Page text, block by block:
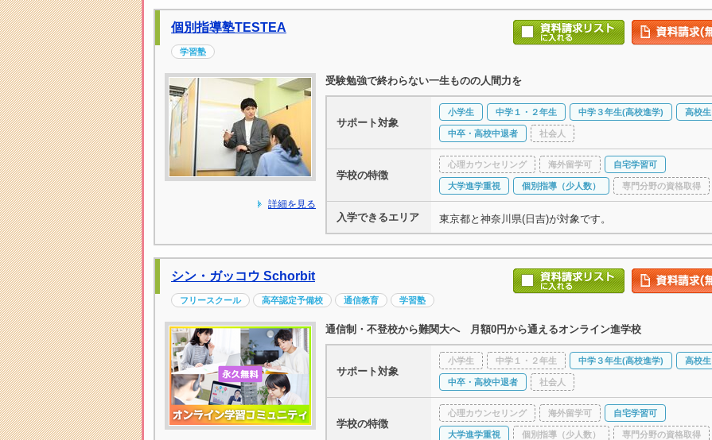
個別指導塾TESTEA
学習塾
詳細を見る
受験勉強で終わらない一生ものの人間力を
サポート対象
小学生 中学１・２年生 中学３年生(高校進学) 高校生
中卒・高校中退者 社会人
学校の特徴
心理カウンセリング 海外留学可 自宅学習可
大学進学重視 個別指導（少人数） 専門分野の資格取得
入学できるエリア 東京都と神奈川県(日吉)が対象です。
シン・ガッコウ Schorbit
フリースクール 高卒認定予備校 通信教育 学習塾
通信制・不登校から難関大へ 月額0円から通えるオンライン進学校
サポート対象
小学生 中学１・２年生 中学３年生(高校進学) 高校生
中卒・高校中退者 社会人
学校の特徴
心理カウンセリング 海外留学可 自宅学習可
大学進学重視 個別指導（少人数） 専門分野の資格取得